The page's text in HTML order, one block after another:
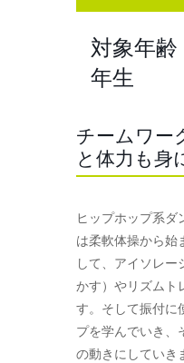
対象年
年生
チームワー
と体力も身
ヒップホップ系ダ
は柔軟体操から始
して、アイソレー
かす）やリズムト
す。そして振付に
プを学んでいき、
の動きにしていき